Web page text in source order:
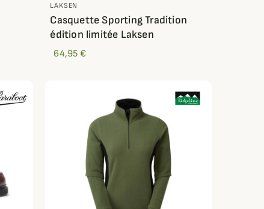
LAKSEN
Casquette Sporting Tradition
édition limitée Laksen
64,95 €